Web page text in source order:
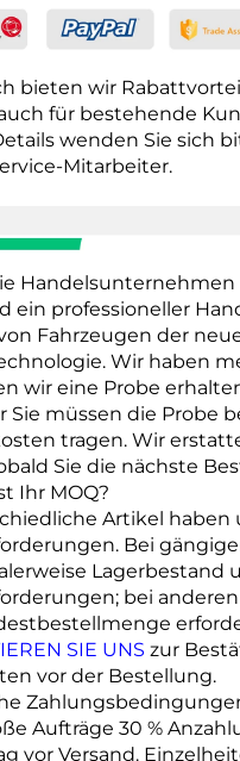
bieten wir
für bestehende
wenden Sie sich
Mitarbeiter.
ein professioneller
Fahrzeugen der
Wir haben
wir eine Probe
Sie müssen die Probe
tragen. Wir
Sie die nächste
Ihr MOQ?
Artikel haben
Bei
Lagerbestand
bei
SIE UNS zur
vor der Bestellung.
Aufträge 30 %
vor Versand.